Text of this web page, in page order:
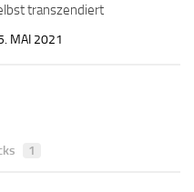
transzendiert
MAI 2021
1